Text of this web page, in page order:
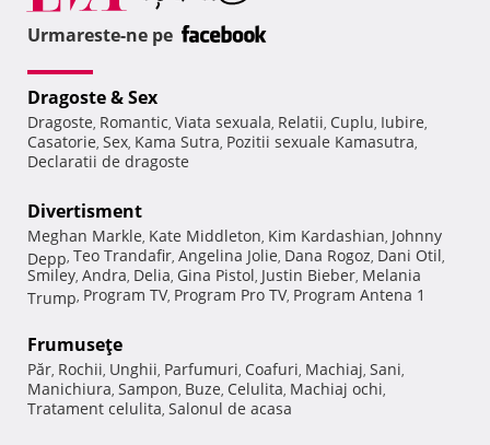
Urmareste-ne pe
Dragoste & Sex
Dragoste, Romantic, Viata sexuala, Relatii, Cuplu, Iubire,
Casatorie, Sex, Kama Sutra, Pozitii sexuale Kamasutra,
Declaratii de dragoste
Divertisment
Meghan Markle, Kate Middleton, Kim Kardashian, Johnny
Depp, Teo Trandafir, Angelina Jolie, Dana Rogoz, Dani Otil,
Smiley, Andra, Delia, Gina Pistol, Justin Bieber, Melania
Trump, Program TV, Program Pro TV, Program Antena 1
Frumuseţe
Păr, Rochii, Unghii, Parfumuri, Coafuri, Machiaj, Sani,
Manichiura, Sampon, Buze, Celulita, Machiaj ochi,
Tratament celulita, Salonul de acasa